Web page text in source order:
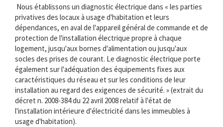
Nous établissons un diagnostic électrique dans « les parties
privatives des locaux à usage d'habitation et leurs
dépendances, en aval de l'appareil général de commande et de
protection de l'installation électrique propre à chaque
logement, jusqu'aux bornes d'alimentation ou jusqu'aux
socles des prises de courant. Le diagnostic électrique porte
également sur l'adéquation des équipements fixes aux
caractéristiques du réseau et sur les conditions de leur
installation au regard des exigences de sécurité. » (extrait du
décret n. 2008-384 du 22 avril 2008 relatif à l'état de
l'installation intérieure d'électricité dans les immeubles à
usage d'habitation).